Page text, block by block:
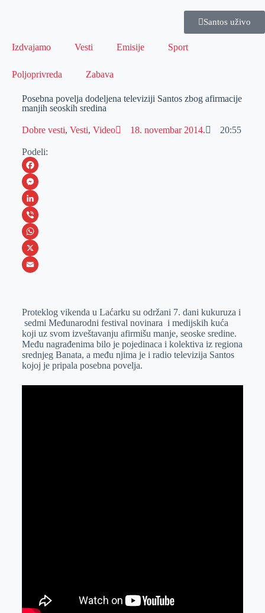
Santos uživo
Izdvajamo Vesti Emisije Sport
Poljoprivreda Zabava
Posebna povelja dodeljena televiziji Santos zbog afirmacije
manjih seoskih sredina
Dobre vesti, Vesti, Video 18. novembar 2014. 20:55
Podeli:
F
a
c
e
b
o
M
e
s
s
e
e
r
L
i
n
k
I
n
V
i
b
W
h
s
A
p
p
X
a
i
l
Proteklog vikenda u Laćarku su održani 7. dani kukuruza i
sedmi Međunarodni festival novinara i medijskih kuća
koji uz svom izveštavanju afirmišu manje, seoske sredine.
Među nagrađenima bilo je pojedinaca i kolektiva iz regiona
srednjeg Banata, a među njima je i radio televizija Santos
kojoj je pripala posebna povelja.